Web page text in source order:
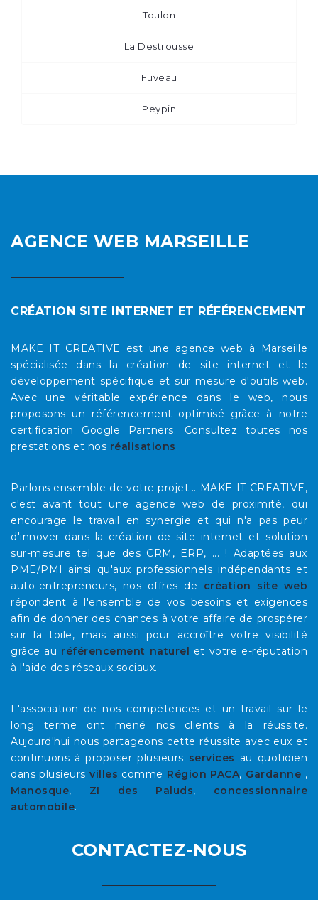
Toulon
La Destrousse
Fuveau
Peypin
AGENCE WEB MARSEILLE
CRÉATION SITE INTERNET ET RÉFÉRENCEMENT
MAKE IT CREATIVE est une agence web à Marseille
spécialisée dans la création de site internet et le
développement spécifique et sur mesure d'outils web.
Avec une véritable expérience dans le web, nous
proposons un référencement optimisé grâce à notre
certification Google Partners. Consultez toutes nos
prestations et nos réalisations.
Parlons ensemble de votre projet... MAKE IT CREATIVE,
c'est avant tout une agence web de proximité, qui
encourage le travail en synergie et qui n'a pas peur
d'innover dans la création de site internet et solution
sur-mesure tel que des CRM, ERP, ... ! Adaptées aux
PME/PMI ainsi qu'aux professionnels indépendants et
auto-entrepreneurs, nos offres de création site web
répondent à l'ensemble de vos besoins et exigences
afin de donner des chances à votre affaire de prospérer
sur la toile, mais aussi pour accroître votre visibilité
grâce au référencement naturel et votre e-réputation
à l'aide des réseaux sociaux.
L'association de nos compétences et un travail sur le
long terme ont mené nos clients à la réussite.
Aujourd'hui nous partageons cette réussite avec eux et
continuons à proposer plusieurs services au quotidien
dans plusieursvilles comme Région PACA, Gardanne ,
Manosque, ZI des Paluds, concessionnaire
automobile.
CONTACTEZ-NOUS